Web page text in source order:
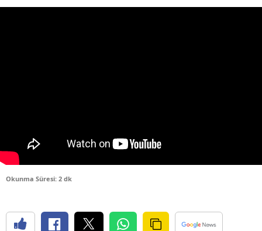
Edirne
Erzincan
Okunma Süresi: 2 dk